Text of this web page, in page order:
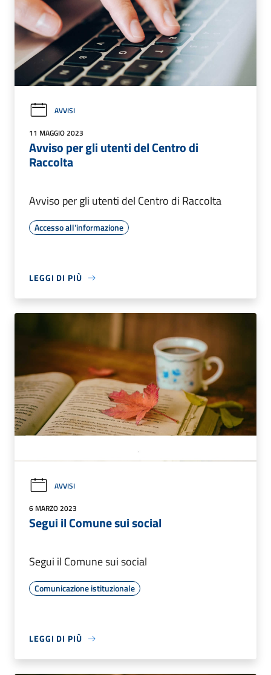
AVVISI
11 MAGGIO 2023
Avviso per gli utenti del Centro di
Raccolta
Avviso per gli utenti del Centro di Raccolta
Accesso all'informazione
LEGGI DI PIÙ
AVVISI
6 MARZO 2023
Segui il Comune sui social
Segui il Comune sui social
Comunicazione istituzionale
LEGGI DI PIÙ